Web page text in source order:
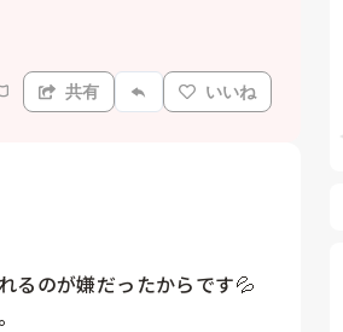
共有 いいね
るのが嫌だったからです💦